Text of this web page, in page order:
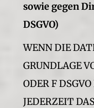
sowie gegen
DSGVO)
WENN DIE
GRUNDLAGE
ODER F
JEDERZEIT